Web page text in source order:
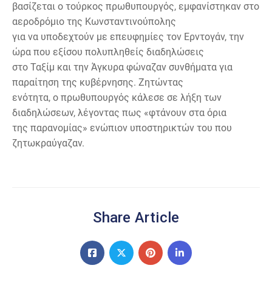
βασίζεται ο τούρκος πρωθυπουργός, εμφανίστηκαν στο
αεροδρόμιο της Κωνσταντινούπολης
για να υποδεχτούν με επευφημίες τον Ερντογάν, την
ώρα που εξίσου πολυπληθείς διαδηλώσεις
στο Ταξίμ και την Άγκυρα φώναζαν συνθήματα για
παραίτηση της κυβέρνησης. Ζητώντας
ενότητα, ο πρωθυπουργός κάλεσε σε λήξη των
διαδηλώσεων, λέγοντας πως «φτάνουν στα όρια
της παρανομίας» ενώπιον υποστηρικτών του που
ζητωκραύγαζαν.
Share Article